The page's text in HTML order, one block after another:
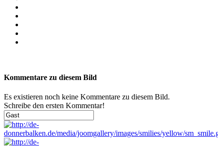
Kommentare zu diesem Bild
Es existieren noch keine Kommentare zu diesem Bild.
Schreibe den ersten Kommentar!